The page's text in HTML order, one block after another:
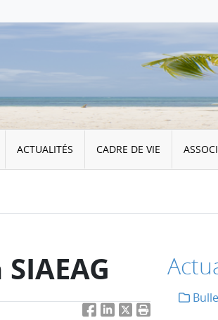
ACTUALITÉS CADRE DE VIE
SIAEAG
FacebookLinkedIn
TwitterImprimer la page